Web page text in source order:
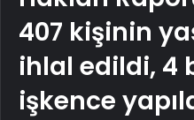
407 kişinin
ihlal edildi, 4
işkence